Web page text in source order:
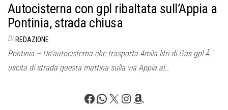
Autocisterna con gpl ribaltata sull’Appia a
Pontinia, strada chiusa
Di REDAZIONE
Pontinia – Un’autocisterna che trasporta 4mila litri di Gas gpl Ã¨
uscita di strada questa mattina sulla via Appia al…
Facebook
WhatsApp
X Instagram
Amazon